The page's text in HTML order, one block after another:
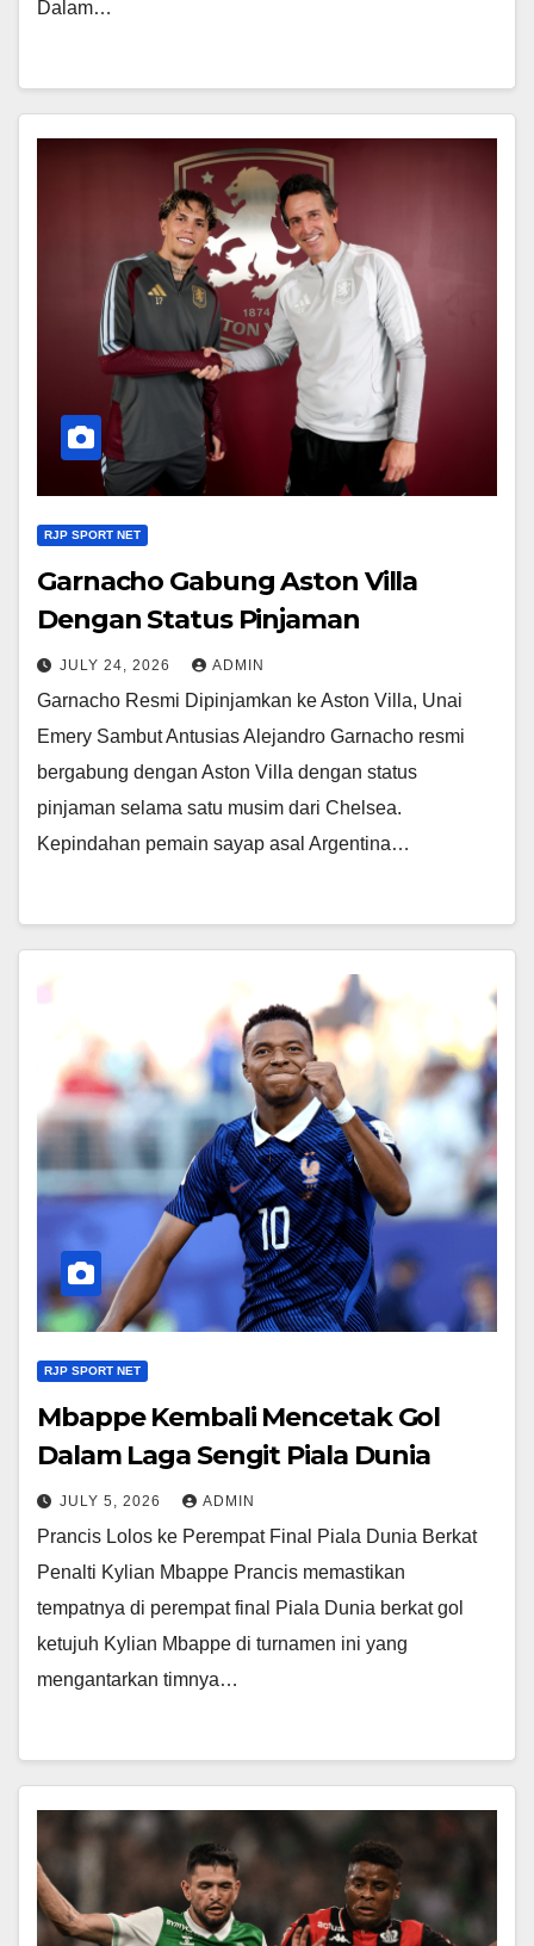
Dalam…
RJP SPORT NET
Garnacho Gabung Aston Villa
Dengan Status Pinjaman
JULY 24, 2026 ADMIN
Garnacho Resmi Dipinjamkan ke Aston Villa, Unai
Emery Sambut Antusias Alejandro Garnacho resmi
bergabung dengan Aston Villa dengan status
pinjaman selama satu musim dari Chelsea.
Kepindahan pemain sayap asal Argentina…
RJP SPORT NET
Mbappe Kembali Mencetak Gol
Dalam Laga Sengit Piala Dunia
JULY 5, 2026 ADMIN
Prancis Lolos ke Perempat Final Piala Dunia Berkat
Penalti Kylian Mbappe Prancis memastikan
tempatnya di perempat final Piala Dunia berkat gol
ketujuh Kylian Mbappe di turnamen ini yang
mengantarkan timnya…